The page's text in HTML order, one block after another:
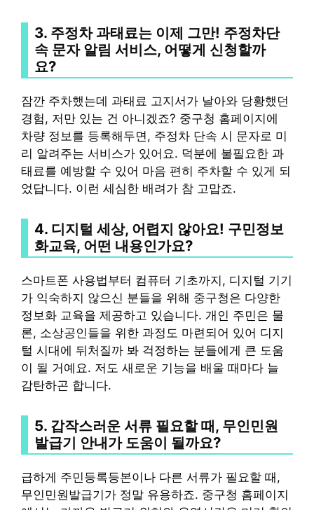
3. 주정차 과태료는 이제 그만! 주정차단
속 문자 알림 서비스, 어떻게 신청할까
요?
잠깐 주차했는데 과태료 고지서가 날아와 당황했던
경험, 저만 있는 건 아니겠죠? 중구청 홈페이지에
차량 정보를 등록해두면, 주정차 단속 시 문자로 미
리 알려주는 서비스가 있어요. 덕분에 불필요한 과
태료를 예방할 수 있어 마음 편히 주차할 수 있게 되
었답니다. 이런 세심한 배려가 참 고맙죠.
4. 디지털 세상, 어렵지 않아요! 구민정보
화교육, 어떤 내용인가요?
스마트폰 사용법부터 컴퓨터 기초까지, 디지털 기기
가 익숙하지 않으신 분들을 위해 중구청은 다양한
정보화 교육을 제공하고 있습니다. 개인 주민은 물
론, 소상공인들을 위한 과정도 마련되어 있어 디지
털 시대에 뒤처질까 봐 걱정하는 분들에게 큰 도움
이 될 거예요. 저도 새로운 기능을 배울 때마다 늘
감탄하곤 합니다.
5. 갑작스러운 서류 필요할 때, 무인민원
발급기 안내가 도움이 될까요?
급하게 주민등록등본이나 다른 서류가 필요할 때,
무인민원발급기가 정말 유용하죠. 중구청 홈페이지